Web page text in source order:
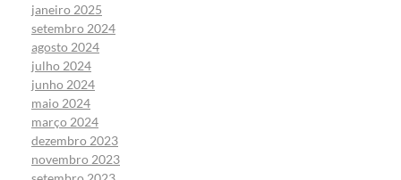
janeiro 2025
setembro 2024
agosto 2024
julho 2024
junho 2024
maio 2024
março 2024
dezembro 2023
novembro 2023